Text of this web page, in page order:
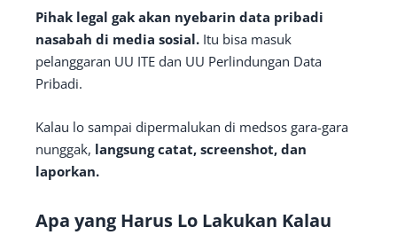
Pihak legal gak akan nyebarin data pribadi
nasabah di media sosial. Itu bisa masuk
pelanggaran UU ITE dan UU Perlindungan Data
Pribadi.
Kalau lo sampai dipermalukan di medsos gara-gara
nunggak, langsung catat, screenshot, dan
laporkan.
Apa yang Harus Lo Lakukan Kalau